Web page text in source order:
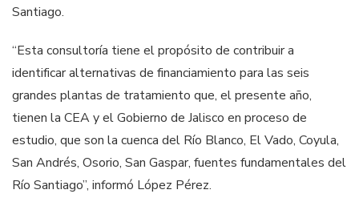
Santiago.
“Esta consultoría tiene el propósito de contribuir a
identificar alternativas de financiamiento para las seis
grandes plantas de tratamiento que, el presente año,
tienen la CEA y el Gobierno de Jalisco en proceso de
estudio, que son la cuenca del Río Blanco, El Vado, Coyula,
San Andrés, Osorio, San Gaspar, fuentes fundamentales del
Río Santiago”, informó López Pérez.